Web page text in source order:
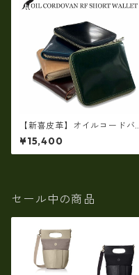
【新喜皮革】オイルコードバ
ンラウンドファスナーショー
トウォレット 日本製 tc-048
4
¥15,400
セール中の商品